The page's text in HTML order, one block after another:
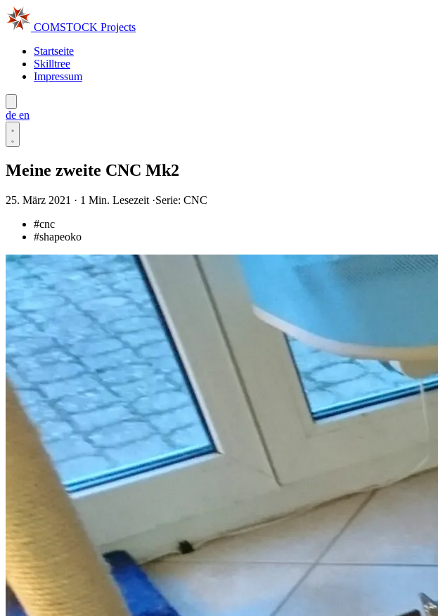
COMSTOCK Projects
Startseite
Skilltree
Impressum
de en
Meine zweite CNC Mk2
25. März 2021 · 1 Min. Lesezeit ·Serie: CNC
#cnc
#shapeoko